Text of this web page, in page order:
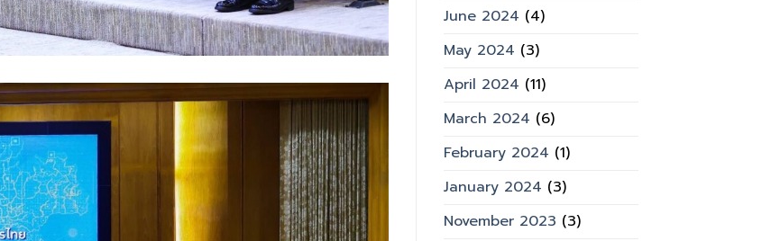
June 2024 (4)
May 2024 (3)
April 2024 (11)
March 2024 (6)
February 2024 (1)
January 2024 (3)
November 2023 (3)